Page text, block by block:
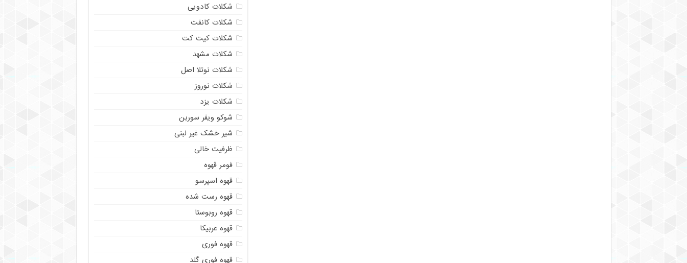
شکلات کادویی
شکلات کانفت
شکلات کیت کت
شکلات مشهد
شکلات نوتلا اصل
شکلات نوروز
شکلات یزد
شوکو ویفر سوربن
شیر خشک غیر لبنی
ظرفیت خالی
فومر قهوه
قهوه اسپرسو
قهوه رست شده
قهوه روبوستا
قهوه عربیکا
قهوه فوری
قهوه فوری گلد